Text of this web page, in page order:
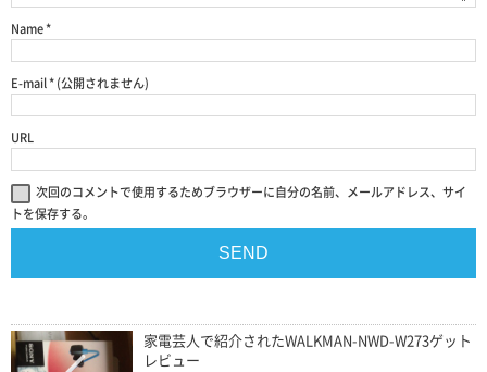
Name*
E-mail*(公開されません)
URL
次回のコメントで使用するためブラウザーに自分の名前、メールアドレス、サイ
トを保存する。
家電芸人で紹介されたWALKMAN-NWD-W273ゲット
レビュー